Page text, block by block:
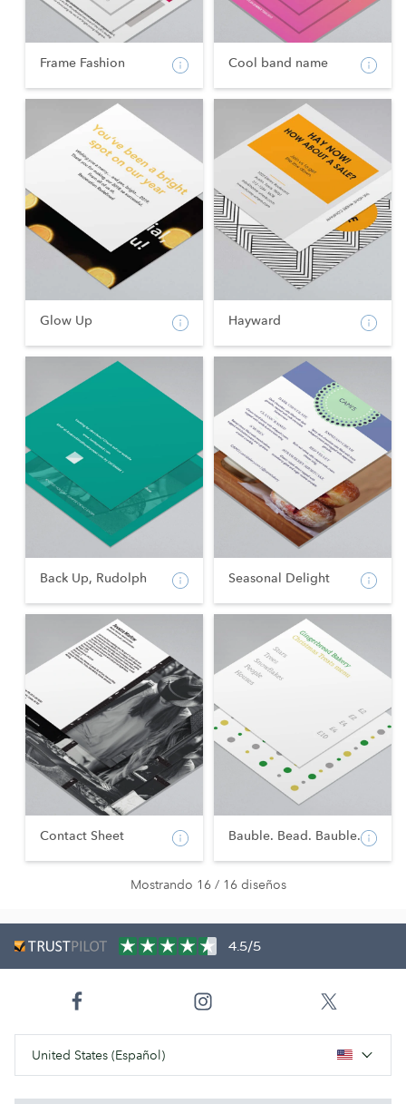
Frame Fashion Cool band name
Glow Up Hayward
Back Up, Rudolph Seasonal Delight
Contact Sheet Bauble. Bead. Bauble.
Mostrando 16 / 16 diseños
4.5/5
United States (Español)